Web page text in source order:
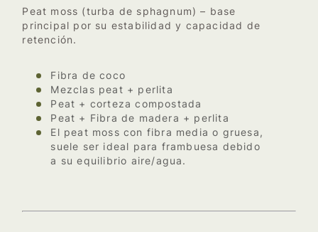
Peat moss (turba de sphagnum) – base
principal por su estabilidad y capacidad de
retención.
Fibra de coco
Mezclas peat + perlita
Peat + corteza compostada
Peat + Fibra de madera + perlita
El peat moss con fibra media o gruesa,
suele ser ideal para frambuesa debido
a su equilibrio aire/agua.